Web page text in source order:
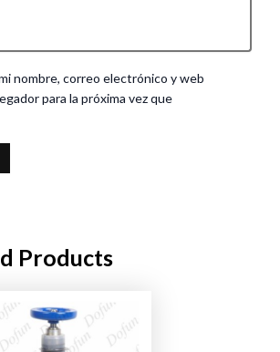
nombre, correo electrónico y web
para la próxima vez que
Products